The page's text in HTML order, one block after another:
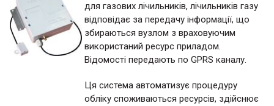
для газових лічильників, лічильників газу
відповідає за передачу інформації, що
збираються вузлом з враховуючим
використаний ресурс приладом.
Відомості передають по GPRS каналу.
Ця система автоматизує процедуру
обліку споживаються ресурсів, здійснює